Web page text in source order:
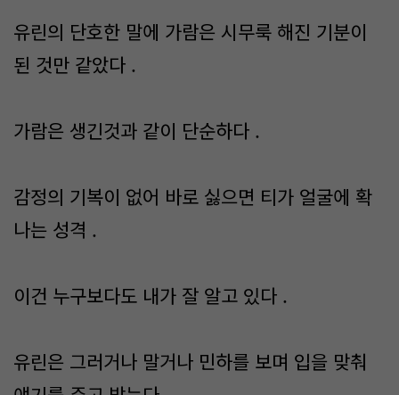
유린의 단호한 말에 가람은 시무룩 해진 기분이
된 것만 같았다 .
가람은 생긴것과 같이 단순하다 .
감정의 기복이 없어 바로 싫으면 티가 얼굴에 확
나는 성격 .
이건 누구보다도 내가 잘 알고 있다 .
유린은 그러거나 말거나 민하를 보며 입을 맞춰